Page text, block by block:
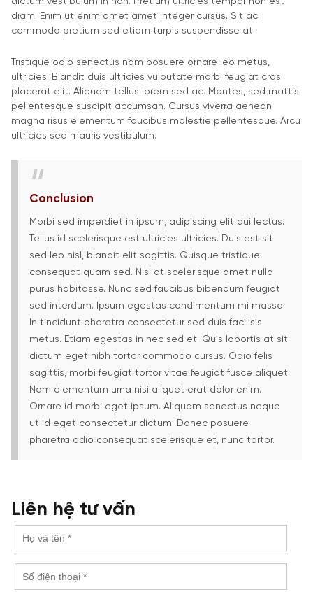
diam. Enim ut enim amet amet integer cursus. Sit ac
commodo pretium sed etiam turpis suspendisse at.
Tristique odio senectus nam posuere ornare leo metus,
ultricies. Blandit duis ultricies vulputate morbi feugiat cras
placerat elit. Aliquam tellus lorem sed ac. Montes, sed mattis
pellentesque suscipit accumsan. Cursus viverra aenean
magna risus elementum faucibus molestie pellentesque. Arcu
ultricies sed mauris vestibulum.
Conclusion
Morbi sed imperdiet in ipsum, adipiscing elit dui lectus.
Tellus id scelerisque est ultricies ultricies. Duis est sit
sed leo nisl, blandit elit sagittis. Quisque tristique
consequat quam sed. Nisl at scelerisque amet nulla
purus habitasse. Nunc sed faucibus bibendum feugiat
sed interdum. Ipsum egestas condimentum mi massa.
In tincidunt pharetra consectetur sed duis facilisis
metus. Etiam egestas in nec sed et. Quis lobortis at sit
dictum eget nibh tortor commodo cursus. Odio felis
sagittis, morbi feugiat tortor vitae feugiat fusce aliquet.
Nam elementum urna nisi aliquet erat dolor enim.
Ornare id morbi eget ipsum. Aliquam senectus neque
ut id eget consectetur dictum. Donec posuere
pharetra odio consequat scelerisque et, nunc tortor.
Liên hệ tư vấn